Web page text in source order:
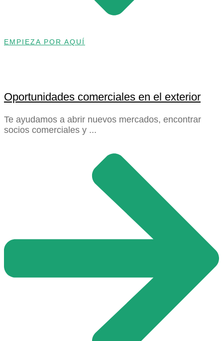
EMPIEZA POR AQUÍ
Oportunidades comerciales en el exterior
Te ayudamos a abrir nuevos mercados, encontrar
socios comerciales y ...